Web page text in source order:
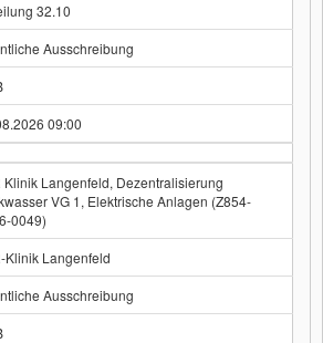
32.10
Ausschreibung
09:00
Klinik Langenfeld, Dezentralisierung
VG 1, Elektrische Anlagen (Z854-
0049)
Klinik Langenfeld
Ausschreibung